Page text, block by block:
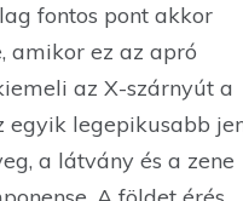
fontos pont akkor
amikor ez az apró
az X-szárnyút a
egyik legepikusabb
a látvány és a zene